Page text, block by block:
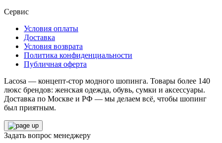
Сервис
Условия оплаты
Доставка
Условия возврата
Политика конфиденциальности
Публичная оферта
Lacosa — концепт-стор модного шопинга. Товары более 140
люкс брендов: женская одежда, обувь, сумки и аксессуары.
Доставка по Москве и РФ — мы делаем всё, чтобы шопинг
был приятным.
Задать вопрос менеджеру